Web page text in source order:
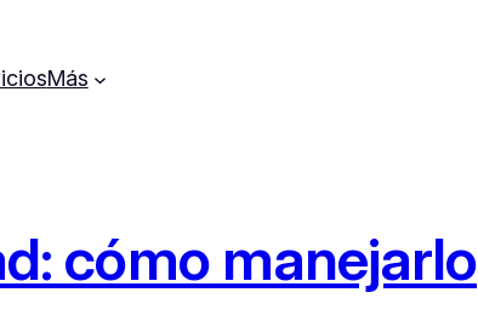
Más
cómo manejarlo